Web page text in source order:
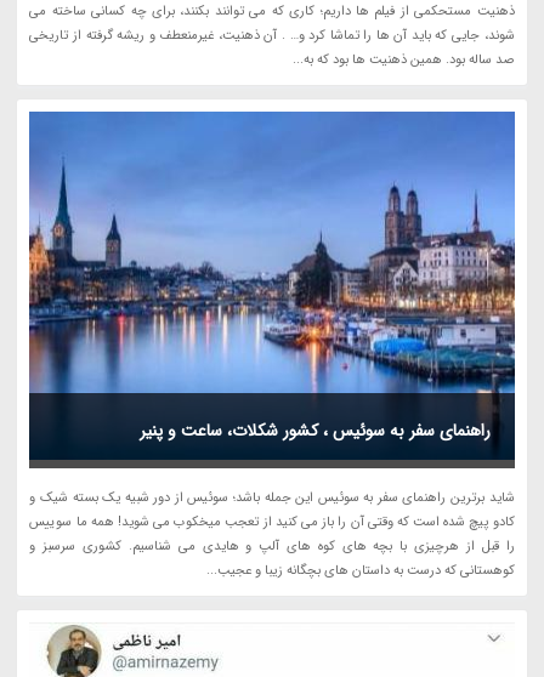
ذهنیت مستحکمی از فیلم ها داریم؛ کاری که می توانند بکنند، برای چه کسانی ساخته می
شوند، جایی که باید آن ها را تماشا کرد و… . آن ذهنیت، غیرمنعطف و ریشه گرفته از تاریخی
صد ساله بود. همین ذهنیت ها بود که به...
راهنمای سفر به سوئیس ، کشور شکلات، ساعت و پنیر
شاید برترین راهنمای سفر به سوئیس این جمله باشد؛ سوئیس از دور شبیه یک بسته شیک و
کادو پیچ شده است که وقتی آن را باز می کنید از تعجب میخکوب می شوید! همه ما سوییس
را قبل از هرچیزی با بچه های کوه های آلپ و هایدی می شناسیم. کشوری سرسبز و
کوهستانی که درست به داستان های بچگانه زیبا و عجیب...